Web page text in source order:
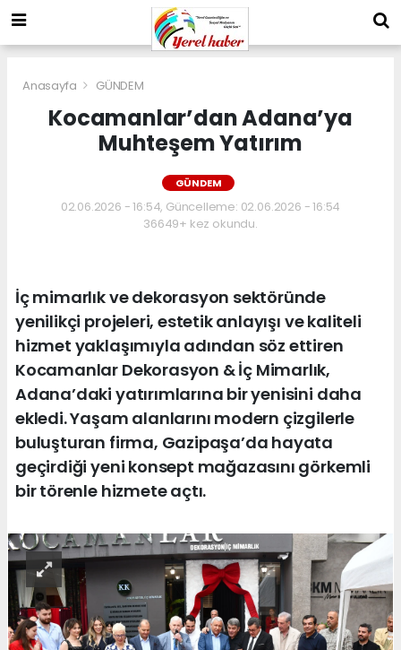
Anasayfa GÜNDEM
Kocamanlar’dan Adana’ya
Muhteşem Yatırım
GÜNDEM
02.06.2026 - 16:54, Güncelleme: 02.06.2026 - 16:54
36649+ kez okundu.
İç mimarlık ve dekorasyon sektöründe
yenilikçi projeleri, estetik anlayışı ve kaliteli
hizmet yaklaşımıyla adından söz ettiren
Kocamanlar Dekorasyon & İç Mimarlık,
Adana’daki yatırımlarına bir yenisini daha
ekledi. Yaşam alanlarını modern çizgilerle
buluşturan firma, Gazipaşa’da hayata
geçirdiği yeni konsept mağazasını görkemli
bir törenle hizmete açtı.